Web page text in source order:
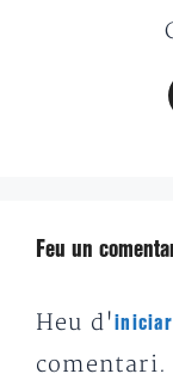
Feu un
Heu d'
comentari.